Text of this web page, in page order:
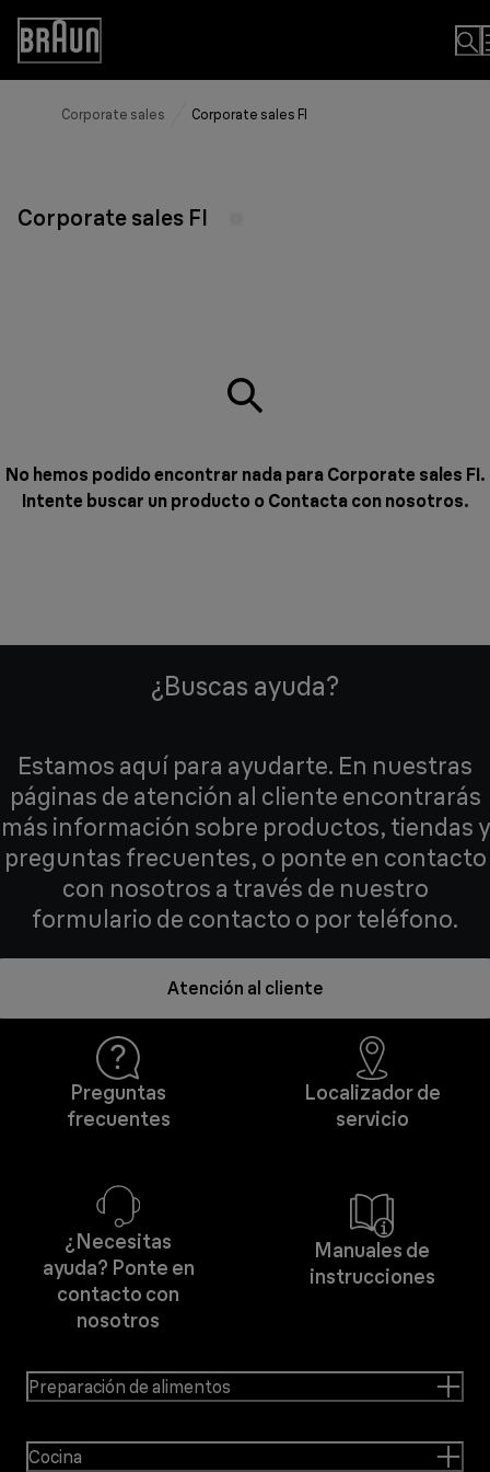
Skip
Content
Accessibility
Statement
Corporate sales Corporate sales FI
Corporate sales FI
No hemos podido encontrar nada para Corporate sales FI.
Intente buscar un producto o Contacta con nosotros.
¿Buscas ayuda?
Estamos aquí para ayudarte. En nuestras
páginas de atención al cliente encontrarás
más información sobre productos, tiendas y
preguntas frecuentes, o ponte en contacto
con nosotros a través de nuestro
formulario de contacto o por teléfono.
Atención al cliente
Preguntas
frecuentes
Localizador de
servicio
¿Necesitas
ayuda? Ponte en
contacto con
nosotros
Manuales de
instrucciones
Preparación de alimentos
Cocina